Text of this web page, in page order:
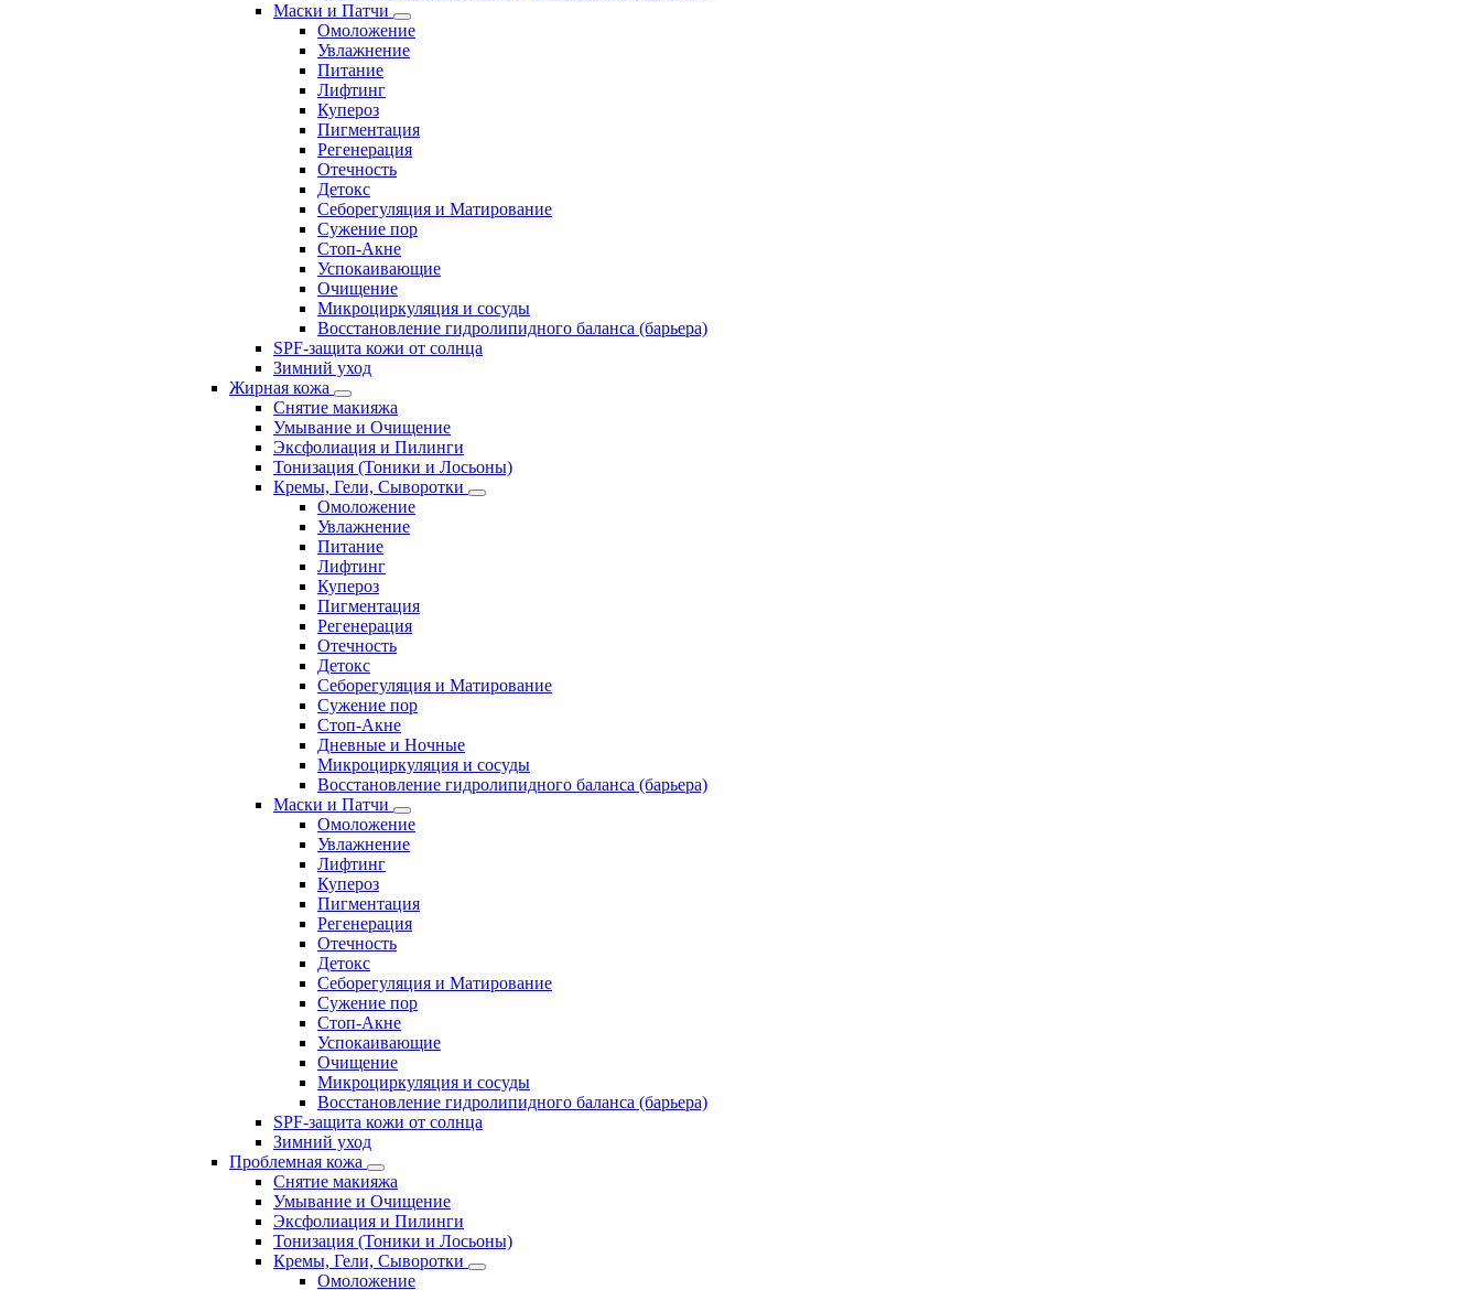
Маски и Патчи
Омоложение
Увлажнение
Питание
Лифтинг
Купероз
Пигментация
Регенерация
Отечность
Детокс
Себорегуляция и Матирование
Сужение пор
Стоп-Акне
Успокаивающие
Очищение
Микроциркуляция и сосуды
Восстановление гидролипидного баланса (барьера)
SPF-защита кожи от солнца
Зимний уход
Жирная кожа
Снятие макияжа
Умывание и Очищение
Эксфолиация и Пилинги
Тонизация (Тоники и Лосьоны)
Кремы, Гели, Сыворотки
Омоложение
Увлажнение
Питание
Лифтинг
Купероз
Пигментация
Регенерация
Отечность
Детокс
Себорегуляция и Матирование
Сужение пор
Стоп-Акне
Дневные и Ночные
Микроциркуляция и сосуды
Восстановление гидролипидного баланса (барьера)
Маски и Патчи
Омоложение
Увлажнение
Лифтинг
Купероз
Пигментация
Регенерация
Отечность
Детокс
Себорегуляция и Матирование
Сужение пор
Стоп-Акне
Успокаивающие
Очищение
Микроциркуляция и сосуды
Восстановление гидролипидного баланса (барьера)
SPF-защита кожи от солнца
Зимний уход
Проблемная кожа
Снятие макияжа
Умывание и Очищение
Эксфолиация и Пилинги
Тонизация (Тоники и Лосьоны)
Кремы, Гели, Сыворотки
Омоложение